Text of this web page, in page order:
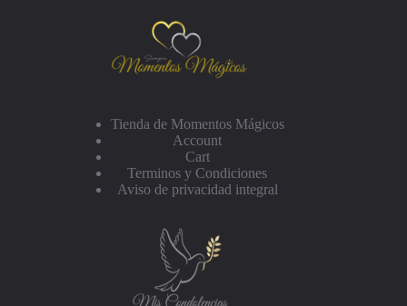
Tienda de Momentos Mágicos
Account
Cart
Terminos y Condiciones
Aviso de privacidad integral